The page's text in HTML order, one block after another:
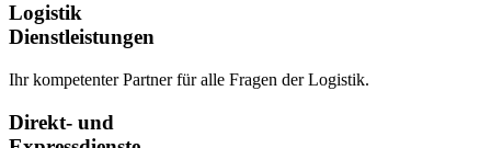
Logistik
Dienstleistungen
Ihr kompetenter Partner für alle Fragen der Logistik.
Direkt- und